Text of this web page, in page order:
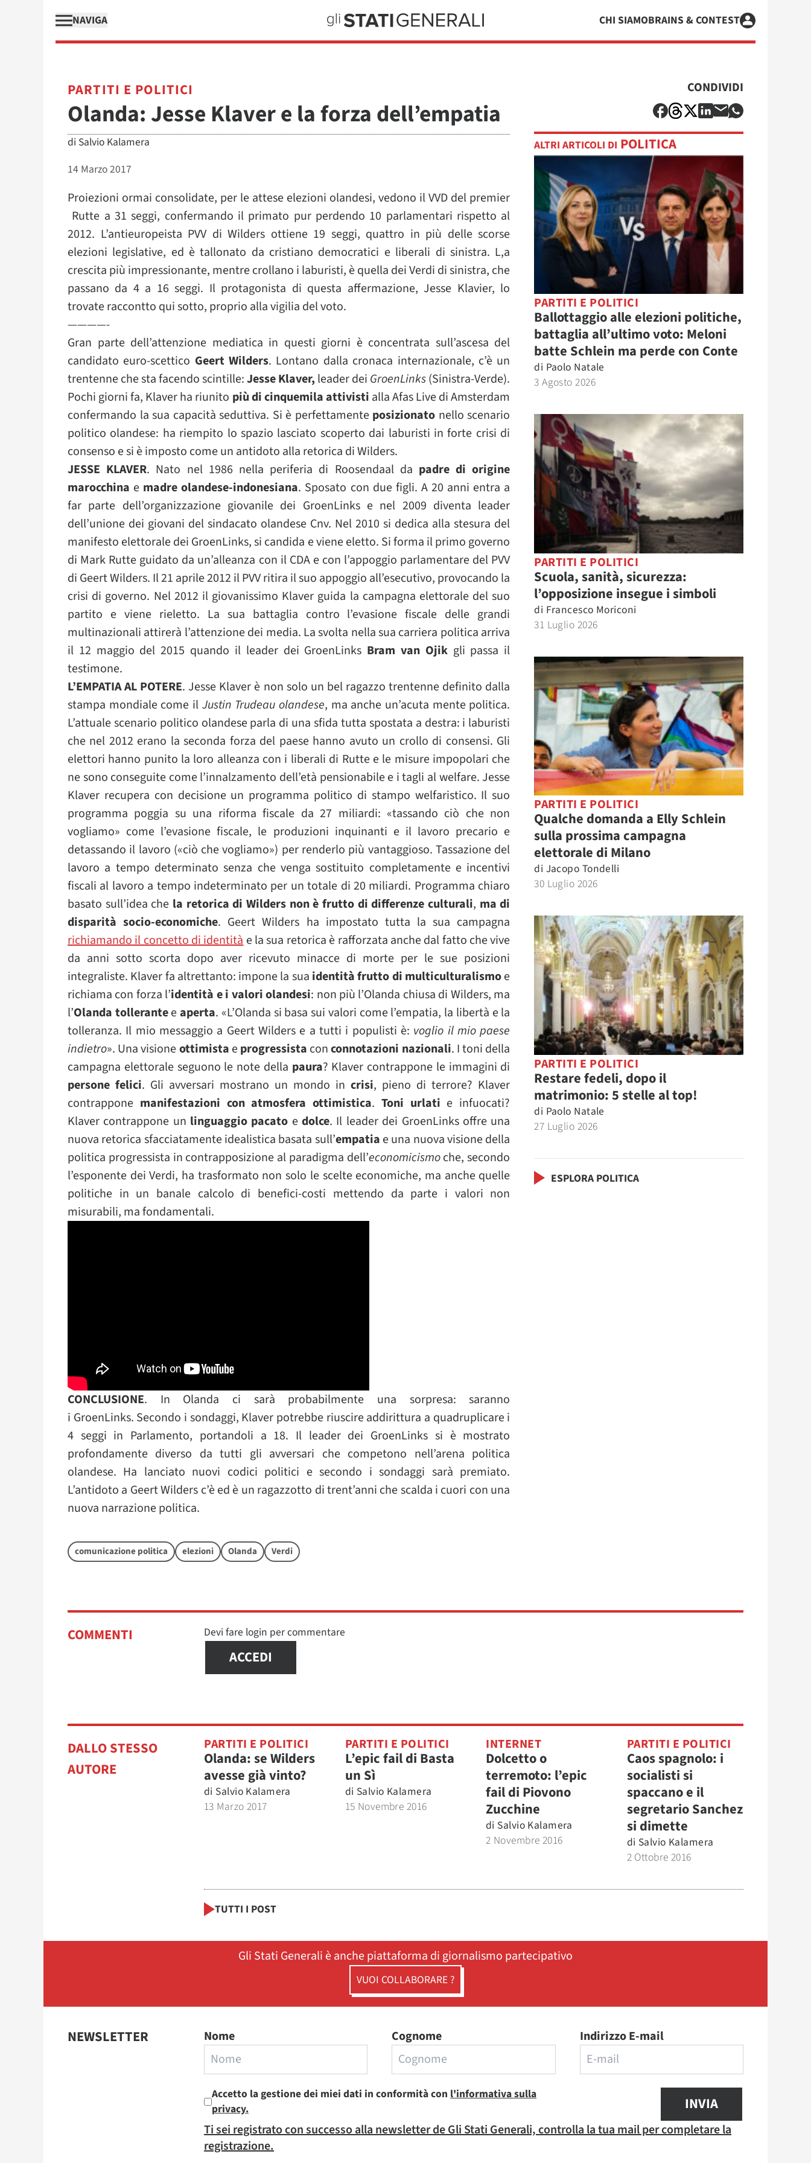
NAVIGA CHI SIAMOBRAINS & CONTEST
PARTITI E POLITICI
Olanda: Jesse Klaver e la forza dell’empatia
di Salvio Kalamera
14 Marzo 2017
Proiezioni ormai consolidate, per le attese elezioni olandesi, vedono il VVD del premier
Rutte a 31 seggi, confermando il primato pur perdendo 10 parlamentari rispetto al
2012. L’antieuropeista PVV di Wilders ottiene 19 seggi, quattro in più delle scorse
elezioni legislative, ed è tallonato da cristiano democratici e liberali di sinistra. L,a
crescita più impressionante, mentre crollano i laburisti, è quella dei Verdi di sinistra, che
passano da 4 a 16 seggi. Il protagonista di questa affermazione, Jesse Klavier, lo
trovate raccontto qui sotto, proprio alla vigilia del voto.
————-
Gran parte dell’attenzione mediatica in questi giorni è concentrata sull’ascesa del
candidato euro-scettico Geert Wilders. Lontano dalla cronaca internazionale, c’è un
trentenne che sta facendo scintille:Jesse Klaver, leader dei GroenLinks(Sinistra-Verde).
Pochi giorni fa, Klaver ha riunito più di cinquemila attivisti alla Afas Live di Amsterdam
confermando la sua capacità seduttiva. Si è perfettamente posizionato nello scenario
politico olandese: ha riempito lo spazio lasciato scoperto dai laburisti in forte crisi di
consenso e si è imposto come un antidoto alla retorica di Wilders.
JESSE KLAVER. Nato nel 1986 nella periferia di Roosendaal da padre di origine
marocchina e madre olandese-indonesiana. Sposato con due figli. A 20 anni entra a
far parte dell’organizzazione giovanile dei GroenLinks e nel 2009 diventa leader
dell’unione dei giovani del sindacato olandese Cnv. Nel 2010 si dedica alla stesura del
manifesto elettorale dei GroenLinks, si candida e viene eletto. Si forma il primo governo
di Mark Rutte guidato da un’alleanza con il CDA e con l’appoggio parlamentare del PVV
di Geert Wilders. Il 21 aprile 2012 il PVV ritira il suo appoggio all’esecutivo, provocando la
crisi di governo. Nel 2012 il giovanissimo Klaver guida la campagna elettorale del suo
partito e viene rieletto. La sua battaglia contro l’evasione fiscale delle grandi
multinazionali attirerà l’attenzione dei media. La svolta nella sua carriera politica arriva
il 12 maggio del 2015 quando il leader dei GroenLinks Bram van Ojikgli passa il
testimone.
L’EMPATIA AL POTERE. Jesse Klaver è non solo un bel ragazzo trentenne definito dalla
stampa mondiale come il Justin Trudeau olandese, ma anche un’acuta mente politica.
L’attuale scenario politico olandese parla di una sfida tutta spostata a destra: i laburisti
che nel 2012 erano la seconda forza del paese hanno avuto un crollo di consensi. Gli
elettori hanno punito la loro alleanza con i liberali di Rutte e le misure impopolari che
ne sono conseguite come l’innalzamento dell’età pensionabile e i tagli al welfare. Jesse
Klaver recupera con decisione un programma politico di stampo welfaristico. Il suo
programma poggia su una riforma fiscale da 27 miliardi: «tassando ciò che non
vogliamo» come l’evasione fiscale, le produzioni inquinanti e il lavoro precario e
detassando il lavoro («ciò che vogliamo») per renderlo più vantaggioso. Tassazione del
lavoro a tempo determinato senza che venga sostituito completamente e incentivi
fiscali al lavoro a tempo indeterminato per un totale di 20 miliardi. Programma chiaro
basato sull’idea che la retorica di Wilders non è frutto di differenze culturali, ma di
disparità socio-economiche. Geert Wilders ha impostato tutta la sua campagna
richiamando il concetto di identitàe la sua retorica è rafforzata anche dal fatto che vive
da anni sotto scorta dopo aver ricevuto minacce di morte per le sue posizioni
integraliste. Klaver fa altrettanto: impone la sua identità frutto di multiculturalismoe
richiama con forza l’identità e i valori olandesi: non più l’Olanda chiusa di Wilders, ma
l’Olanda tolleranteeaperta. «L’Olanda si basa sui valori come l’empatia, la libertà e la
tolleranza. Il mio messaggio a Geert Wilders e a tutti i populisti è: voglio il mio paese
indietro». Una visioneottimista eprogressista conconnotazioni nazionali. I toni della
campagna elettorale seguono le note della paura? Klaver contrappone le immagini di
persone felici. Gli avversari mostrano un mondo incrisi, pieno di terrore? Klaver
contrappone manifestazioni con atmosfera ottimistica. Toni urlati e infuocati?
Klaver contrappone un linguaggio pacato edolce. Il leader dei GroenLinks offre una
nuova retorica sfacciatamente idealistica basata sull’empatia e una nuova visione della
politica progressista in contrapposizione al paradigma dell’economicismoche, secondo
l’esponente dei Verdi, ha trasformato non solo le scelte economiche, ma anche quelle
politiche in un banale calcolo di benefici-costi mettendo da parte i valori non
misurabili, ma fondamentali.
CONCLUSIONE. In Olanda ci sarà probabilmente una sorpresa: saranno
i GroenLinks. Secondo i sondaggi, Klaver potrebbe riuscire addirittura a quadruplicare i
4 seggi in Parlamento, portandoli a 18. Il leader dei GroenLinks si è mostrato
profondamente diverso da tutti gli avversari che competono nell’arena politica
olandese. Ha lanciato nuovi codici politici e secondo i sondaggi sarà premiato.
L’antidoto a Geert Wilders c’è ed è un ragazzotto di trent’anni che scalda i cuori con una
nuova narrazione politica.
comunicazione politica elezioni Olanda Verdi
CONDIVIDI
ALTRI ARTICOLI DI POLITICA
PARTITI E POLITICI
Ballottaggio alle elezioni politiche,
battaglia all’ultimo voto: Meloni
batte Schlein ma perde con Conte
di Paolo Natale
3 Agosto 2026
PARTITI E POLITICI
Scuola, sanità, sicurezza:
l’opposizione insegue i simboli
di Francesco Moriconi
31 Luglio 2026
PARTITI E POLITICI
Qualche domanda a Elly Schlein
sulla prossima campagna
elettorale di Milano
di Jacopo Tondelli
30 Luglio 2026
PARTITI E POLITICI
Restare fedeli, dopo il
matrimonio: 5 stelle al top!
di Paolo Natale
27 Luglio 2026
ESPLORA POLITICA
COMMENTI Devi fare login per commentare
ACCEDI
DALLO STESSO
AUTORE
PARTITI E POLITICI
Olanda: se Wilders
avesse già vinto?
di Salvio Kalamera
13 Marzo 2017
PARTITI E POLITICI
L’epic fail di Basta
un Sì
di Salvio Kalamera
15 Novembre 2016
INTERNET
Dolcetto o
terremoto: l’epic
fail di Piovono
Zucchine
di Salvio Kalamera
2 Novembre 2016
PARTITI E POLITICI
Caos spagnolo: i
socialisti si
spaccano e il
segretario Sanchez
si dimette
di Salvio Kalamera
2 Ottobre 2016
TUTTI I POST
Gli Stati Generali è anche piattaforma di giornalismo partecipativo
VUOI COLLABORARE ?
NEWSLETTER Nome Cognome Indirizzo E-mail
Accetto la gestione dei miei dati in conformità con l'informativa sulla
privacy.
INVIA
Ti sei registrato con successo alla newsletter de Gli Stati Generali, controlla la tua mail per completare la
registrazione.